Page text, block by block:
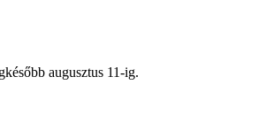
augusztus 11-ig.